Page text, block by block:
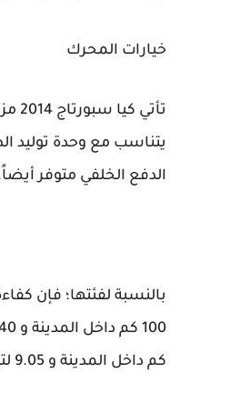
خيارات المحرك
يتناسب مع وحدة توليد
الدفع الخلفي متوفر
كم داخل المدينة و 9.05 لتر لكل 100 كم على الطريق السريع بمحرك تيربو-الرباعي.